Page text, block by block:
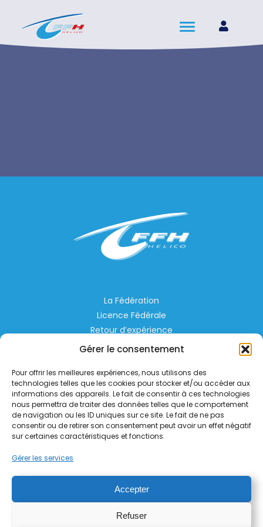
Gérer le consentement
Pour offrir les meilleures expériences, nous utilisons des
technologies telles que les cookies pour stocker et/ou accéder aux
informations des appareils. Le fait de consentir à ces technologies
nous permettra de traiter des données telles que le comportement
de navigation ou les ID uniques sur ce site. Le fait de ne pas
consentir ou de retirer son consentement peut avoir un effet négatif
sur certaines caractéristiques et fonctions.
Gérer les services
Accepter
Refuser
La Fédération
Licence Fédérale
Retour d’expérience
Espace Privé
Liens Utiles
Aérodrome de Lognes Emerainville
77185 LOGNES
contact@helico.org